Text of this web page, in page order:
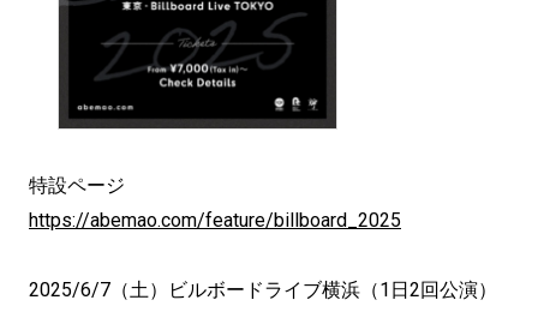
特設ページ
https://abemao.com/feature/billboard_2025
2025/6/7（土）ビルボードライブ横浜（1日2回公演）